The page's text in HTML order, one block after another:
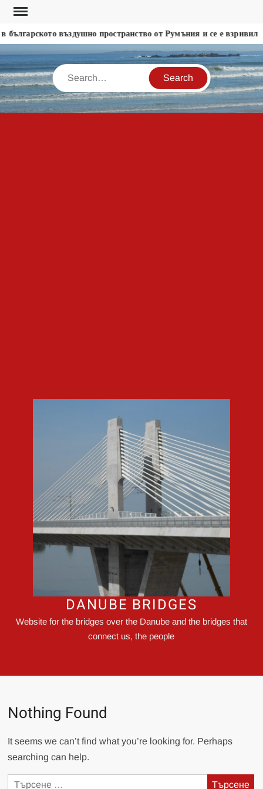
Skip
content
въздушно пространство от Румъния и се е взривил
Search
DANUBE BRIDGES
Website for the bridges over the Danube and the bridges that
connect us, the people
Nothing Found
It seems we can’t find what you’re looking for. Perhaps
searching can help.
Търсене